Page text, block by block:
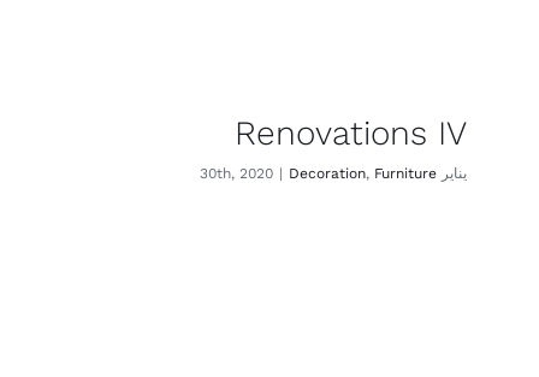
Renovations IV
يناير 30th, 2020 | Decoration, Furniture